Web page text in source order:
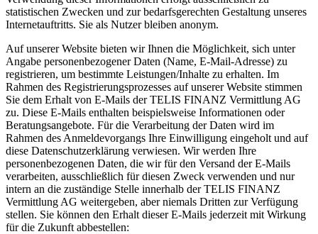
statistischen Zwecken und zur bedarfsgerechten Gestaltung unseres
Internetauftritts. Sie als Nutzer bleiben anonym.
Auf unserer Website bieten wir Ihnen die Möglichkeit, sich unter
Angabe personenbezogener Daten (Name, E-Mail-Adresse) zu
registrieren, um bestimmte Leistungen/Inhalte zu erhalten. Im
Rahmen des Registrierungsprozesses auf unserer Website stimmen
Sie dem Erhalt von E-Mails der TELIS FINANZ Vermittlung AG
zu. Diese E-Mails enthalten beispielsweise Informationen oder
Beratungsangebote. Für die Verarbeitung der Daten wird im
Rahmen des Anmeldevorgangs Ihre Einwilligung eingeholt und auf
diese Datenschutzerklärung verwiesen. Wir werden Ihre
personenbezogenen Daten, die wir für den Versand der E-Mails
verarbeiten, ausschließlich für diesen Zweck verwenden und nur
intern an die zuständige Stelle innerhalb der TELIS FINANZ
Vermittlung AG weitergeben, aber niemals Dritten zur Verfügung
stellen. Sie können den Erhalt dieser E-Mails jederzeit mit Wirkung
für die Zukunft abbestellen: